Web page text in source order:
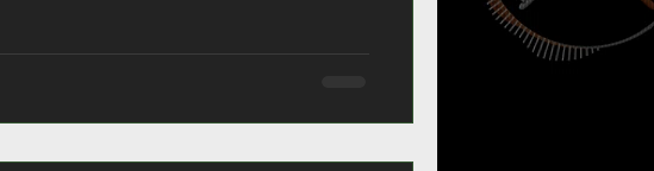
(2011), both faithful adaptations
as “Mythoscope,” which imitates the